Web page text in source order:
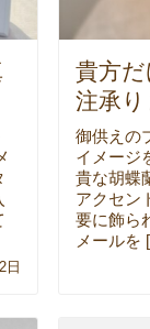
日
貴方
注承
御供えの
イメージ
貴な胡蝶
アクセン
要に飾ら
メールを